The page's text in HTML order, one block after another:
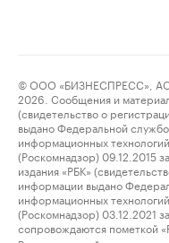
© ООО «БИЗНЕСПРЕСС»,
2026. Сообщения и
(свидетельство о
выдано Федеральной
информационных
(Роскомнадзор) 09.12.2015
издания «РБК»
информации выдано
информационных
(Роскомнадзор) 03.12.2021
сопровождаются пометкой